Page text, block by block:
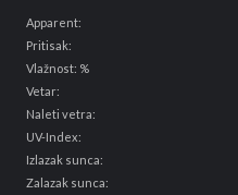
Apparent:
Pritisak:
Vlažnost: %
Vetar:
Naleti vetra:
UV-Index:
Izlazak sunca:
Zalazak sunca: